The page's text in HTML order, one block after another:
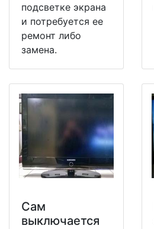
подсветке экрана
и потребуется ее
ремонт либо
замена.
Сам
выключается